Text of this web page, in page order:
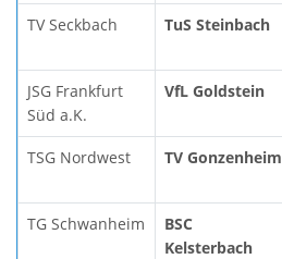
TV Seckbach TuS Steinbach
JSG Frankfurt
Süd a.K.
VfL Goldstein
TSG Nordwest TV Gonzenheim
TG Schwanheim
BSC
Kelsterbach